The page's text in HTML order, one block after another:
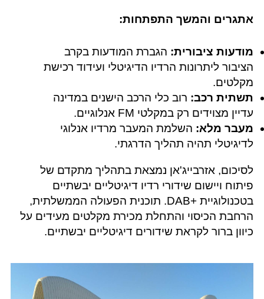
אתגרים והמשך התפתחות:
מודעות ציבורית: הגברת המודעות בקרב
הציבור ליתרונות הרדיו הדיגיטלי ועידוד רכישת
מקלטים.
תשתית רכב: רוב כלי הרכב הישנים במדינה
עדיין מצוידים רק במקלטי FM אנלוגיים.
מעבר מלא: השלמת המעבר מרדיו אנלוגי
לדיגיטלי תהיה תהליך הדרגתי.
לסיכום, אזרבייג'אן נמצאת בתהליך מתקדם של
פיתוח ויישום שידורי רדיו דיגיטליים יבשתיים
בטכנולוגיית +DAB‎. תוכנית הפעולה הממשלתית,
הרחבת הכיסוי והתחלת מכירת מקלטים מעידים על
כיוון ברור לקראת שידורים דיגיטליים יבשתיים.